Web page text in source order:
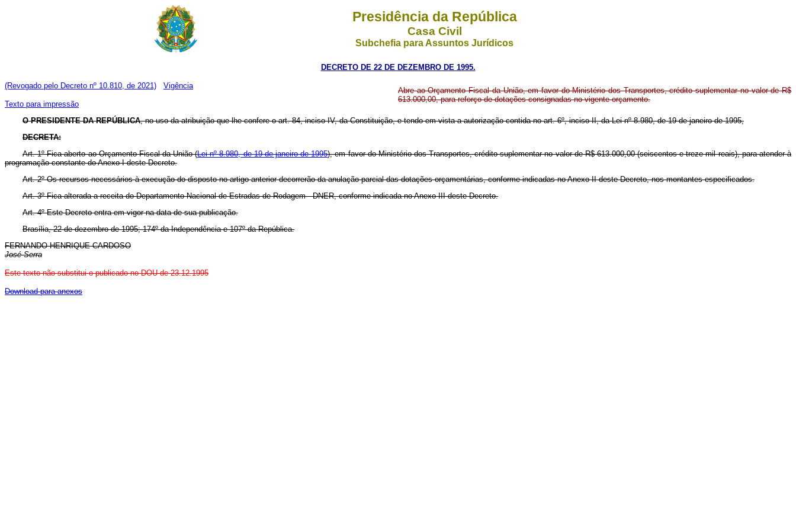
Presidência da República
Casa Civil
Subchefia para Assuntos Jurídicos
DECRETO DE 22 DE DEZEMBRO DE 1995.
(Revogado pelo Decreto nº 10.810, de 2021) Vigência
Texto para impressão
Abre ao Orçamento Fiscal da União, em favor do Ministério dos Transportes, crédito suplementar no valor de R$
613.000,00, para reforço de dotações consignadas no vigente orçamento.
O PRESIDENTE DA REPÚBLICA, no uso da atribuição que lhe confere o art. 84, inciso IV, da Constituição, e tendo em vista a autorização contida no art. 6º, inciso II, da Lei nº 8.980, de 19 de janeiro de 1995,
DECRETA:
Art. 1º Fica aberto ao Orçamento Fiscal da União (Lei nº 8.980, de 19 de janeiro de 1995), em favor do Ministério dos Transportes, crédito suplementar no valor de R$ 613.000,00 (seiscentos e treze mil reais), para atender à
programação constante do Anexo I deste Decreto.
Art. 2º Os recursos necessários à execução do disposto no artigo anterior decorrerão da anulação parcial das dotações orçamentárias, conforme indicadas no Anexo II deste Decreto, nos montantes especificados.
Art. 3º Fica alterada a receita do Departamento Nacional de Estradas de Rodagem - DNER, conforme indicada no Anexo III deste Decreto.
Art. 4º Este Decreto entra em vigor na data de sua publicação.
Brasília, 22 de dezembro de 1995; 174º da Independência e 107º da República.
FERNANDO HENRIQUE CARDOSO
José Serra
Este texto não substitui o publicado no DOU de 23.12.1995
Download para anexos